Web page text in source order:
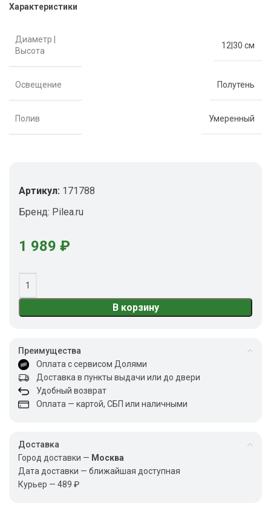
Характеристики
Диаметр |
Высота
12|30 см
Освещение Полутень
Полив Умеренный
Артикул: 171788
Бренд: Pilea.ru
1 989 ₽
В корзину
Преимущества
Оплата с сервисом Долями
Доставка в пункты выдачи или до двери
Удобный возврат
Оплата — картой, СБП или наличными
Доставка
Город доставки — Москва
Дата доставки — ближайшая доступная
Курьер — 489 ₽